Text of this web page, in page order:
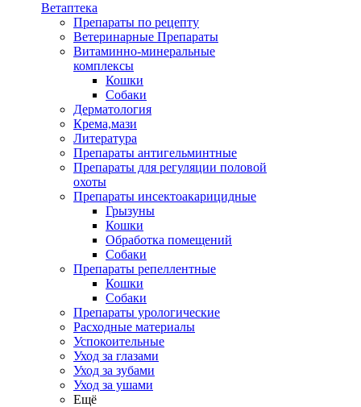
Ветаптека
Препараты по рецепту
Ветеринарные Препараты
Витаминно-минеральные
комплексы
Кошки
Собаки
Дерматология
Крема,мази
Литература
Препараты антигельминтные
Препараты для регуляции половой
охоты
Препараты инсектоакарицидные
Грызуны
Кошки
Обработка помещений
Собаки
Препараты репеллентные
Кошки
Собаки
Препараты урологические
Расходные материалы
Успокоительные
Уход за глазами
Уход за зубами
Уход за ушами
Ещё